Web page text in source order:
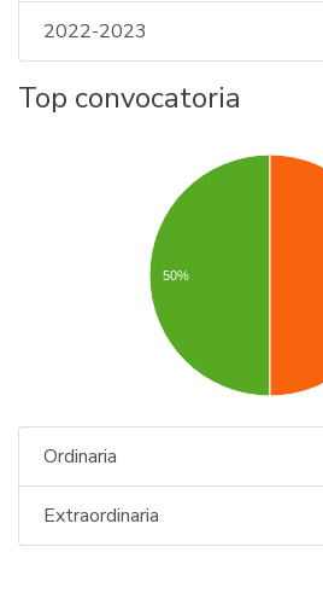
2022-2023
Top convocatoria
50%
Ordinaria
Extraordinaria